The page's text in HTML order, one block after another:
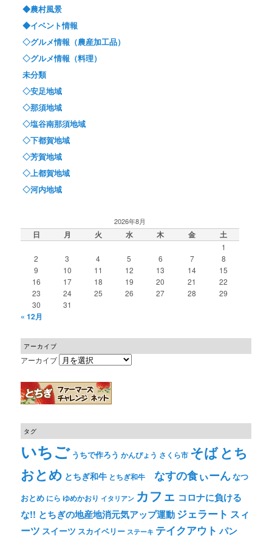
◆農村風景
◆イベント情報
◇グルメ情報（農産加工品）
◇グルメ情報（料理）
未分類
◇安足地域
◇那須地域
◇塩谷南那須地域
◇下都賀地域
◇芳賀地域
◇上都賀地域
◇河内地域
2026年8月
日 月 火 水 木 金 土
1
2
3 4 5 6 7
8
9
10 11 12 13 14
15
16
17 18 19 20 21
22
23
24 25 26 27 28
29
30
31
« 12月
アーカイブ
アーカイブ
タグ
いちご うちで作ろう かんぴょう さくら市 そばとち
おとめ とちぎ和牛 とちぎ和牛 なすの食ぃーんなつ
おとめ にら ゆめかおり イタリアン カフェ コロナに負ける
な!! とちぎの地産地消元気アップ運動ジェラート スィ
ーツ スイーツ スカイベリー ステーキ テイクアウト パン